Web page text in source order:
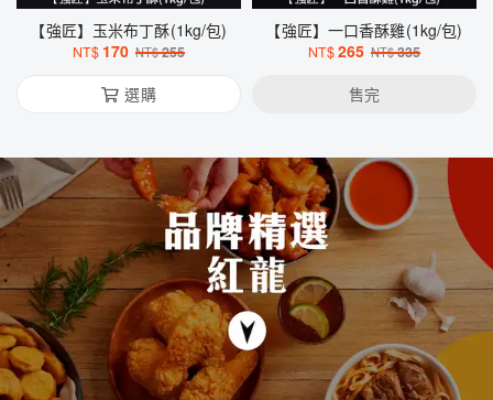
【強匠】玉米布丁酥(1kg/包)
NT$ 170 NT$255
選購
【強匠】一口香酥雞(1kg/包)
NT$265 NT$335
售完